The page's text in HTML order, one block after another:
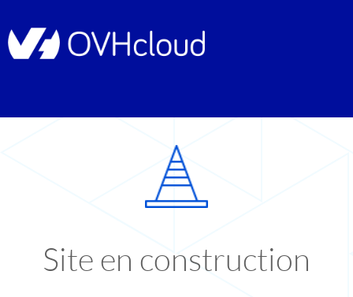
Site en construction